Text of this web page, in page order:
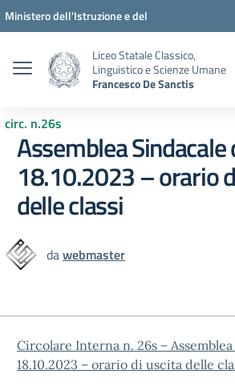
Vai ai contenuti
Vai al menu di navigazione
Vai al footer
Ministero dell'Istruzione e del
Liceo Statale Classico,
Linguistico e Scienze Umane
Francesco De Sanctis
circ. n.26s
Assemblea Sindacale
18.10.2023 – orario
delle classi
dawebmaster
Circolare Interna n. 26s –
18.10.2023 – orario di uscita delle